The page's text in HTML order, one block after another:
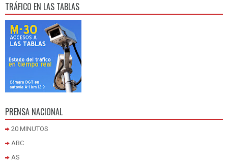
TRÁFICO EN LAS TABLAS
PRENSA NACIONAL
20 MINUTOS
ABC
AS